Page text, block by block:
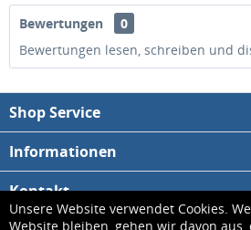
Unsere Website verwendet Cookies.
Website bleiben, gehen wir davon aus,
Bewertungen
0
Bewertungen lesen, schreiben und
Shop Service
Informationen
Kontakt